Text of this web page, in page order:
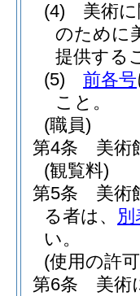
(4)
美術
のために
提供する
(5)
前各号
こと。
(職員)
第4条
美術
(観覧料)
第5条
美術
る者は、 別
い。
(使用の許
第6条
美術